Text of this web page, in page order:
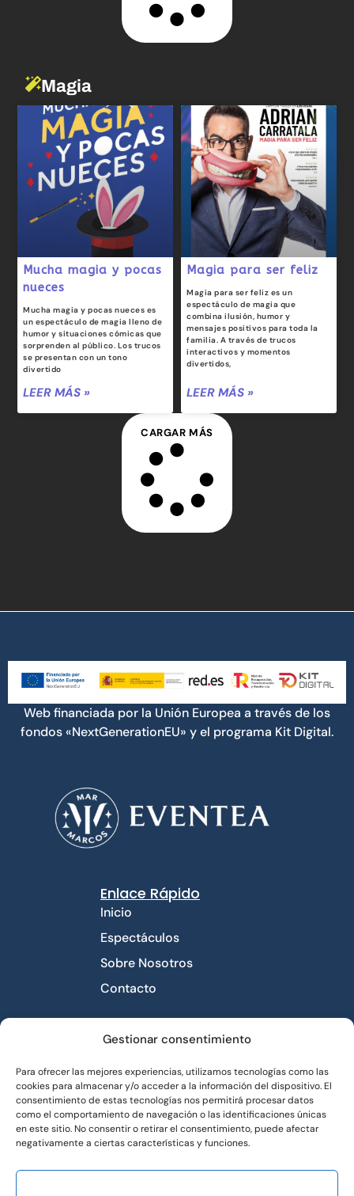
Gestionar consentimiento
Para ofrecer las mejores experiencias, utilizamos tecnologías como las
cookies para almacenar y/o acceder a la información del dispositivo. El
consentimiento de estas tecnologías nos permitirá procesar datos
como el comportamiento de navegación o las identificaciones únicas
en este sitio. No consentir o retirar el consentimiento, puede afectar
negativamente a ciertas características y funciones.
Magia
Mucha magia y pocas
nueces
Mucha magia y pocas nueces es
un espectáculo de magia lleno de
humor y situaciones cómicas que
sorprenden al público. Los trucos
se presentan con un tono
divertido
LEER MÁS »
Magia para ser feliz
Magia para ser feliz es un
espectáculo de magia que
combina ilusión, humor y
mensajes positivos para toda la
familia. A través de trucos
interactivos y momentos
divertidos,
LEER MÁS »
CARGAR MÁS
Web financiada por la Unión Europea a través de los
fondos «NextGenerationEU» y el programa Kit Digital.
Enlace Rápido
Inicio
Espectáculos
Sobre Nosotros
Contacto
10 piso 1°. 03660
Novelda
impro.distri@gmail.com
689 726 831